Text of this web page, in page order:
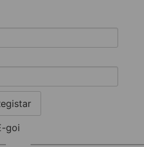
goi